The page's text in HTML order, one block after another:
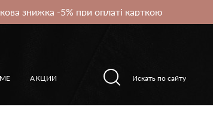
знижка -5% при оплаті карткою
АКЦИИ